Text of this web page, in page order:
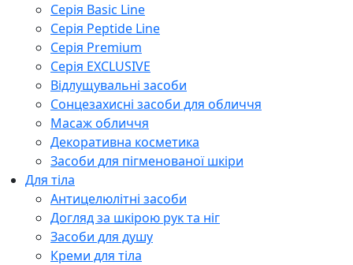
Серія Basic Line
Серія Peptide Line
Серія Premium
Серія EXCLUSIVE
Відлущувальні засоби
Сонцезахисні засоби для обличчя
Масаж обличчя
Декоративна косметика
Засоби для пігменованої шкіри
Для тіла
Антицелюлітні засоби
Догляд за шкірою рук та ніг
Засоби для душу
Креми для тіла